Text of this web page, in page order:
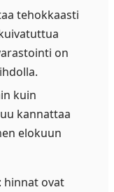
tehokkaasti
on
kuin
kannattaa
elokuun
hinnat ovat